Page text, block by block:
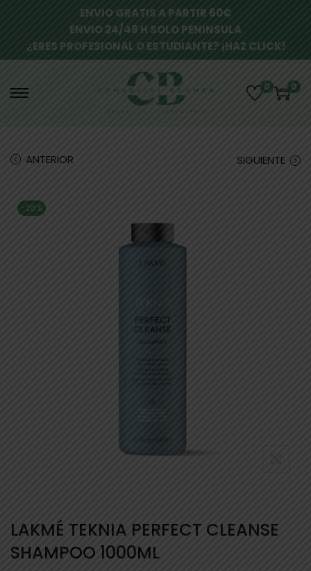
ENVIO GRATIS A PARTIR 60€
ENVIO 24/48 H SOLO PENINSULA
¿ERES PROFESIONAL O ESTUDIANTE? ¡HAZ CLICK!
0 0
ANTERIOR SIGUIENTE
-28%
LAKMÉ TEKNIA PERFECT CLEANSE
SHAMPOO 1000ML